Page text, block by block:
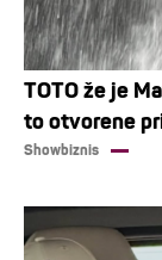
TOTO že je
to otvorene
Showbiznis